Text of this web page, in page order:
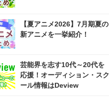
【夏アニメ2026】7月期夏の
新アニメを一挙紹介！
芸能界を志す10代～20代を
応援！オーディション・スク
ール情報はDeview